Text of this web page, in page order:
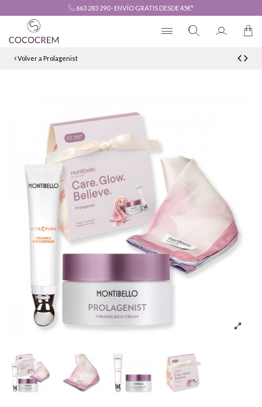
663 283 290· ENVÍO GRATIS DESDE 45€*
Volver a Prolagenist